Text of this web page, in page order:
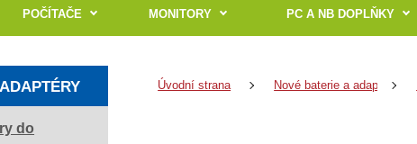
POČÍTAČE MONITORY PC A NB DOPLŇKY
Úvodní strana Nové baterie a adaptéry
do